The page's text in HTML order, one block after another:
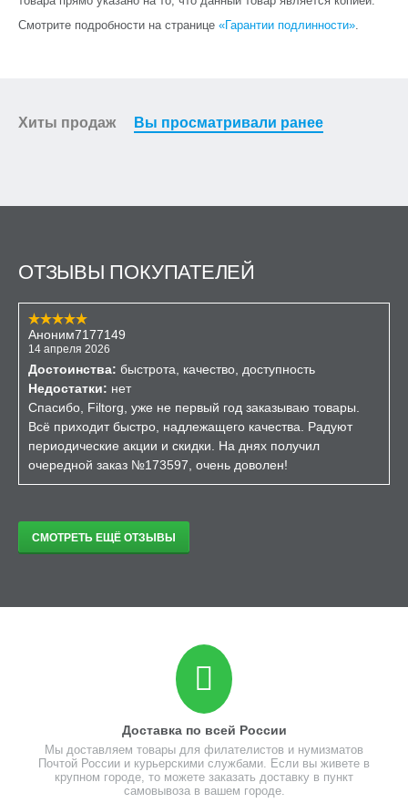
Смотрите подробности на странице «Гарантии подлинности».
Хиты продаж Вы просматривали ранее
ОТЗЫВЫ ПОКУПАТЕЛЕЙ
Аноним7177149
14 апреля 2026
Достоинства: быстрота, качество, доступность
Недостатки: нет
Спасибо, Filtorg, уже не первый год заказываю товары.
Всё приходит быстро, надлежащего качества. Радуют
периодические акции и скидки. На днях получил
очередной заказ №173597, очень доволен!
СМОТРЕТЬ ЕЩЁ ОТЗЫВЫ
Доставка по всей России
Мы доставляем товары для филателистов и нумизматов
Почтой России и курьерскими службами. Если вы живете в
крупном городе, то можете заказать доставку в пункт
самовывоза в вашем городе.